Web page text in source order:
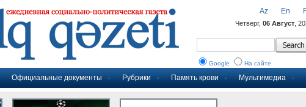
Официальные документы Рубрики Память крови Мультимедиа
Az En
Четверг, 06 Август ,
Google На сайте